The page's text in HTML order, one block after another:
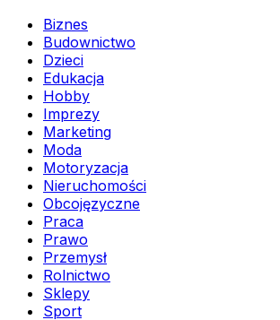
Biznes
Budownictwo
Dzieci
Edukacja
Hobby
Imprezy
Marketing
Moda
Motoryzacja
Nieruchomości
Obcojęzyczne
Praca
Prawo
Przemysł
Rolnictwo
Sklepy
Sport